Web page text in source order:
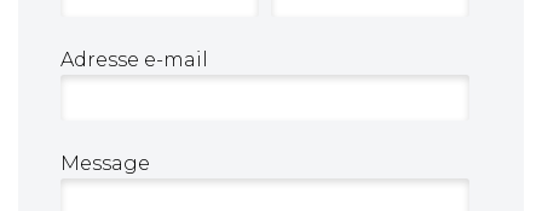
Adresse e-mail
Message